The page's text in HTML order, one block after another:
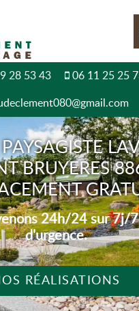
28 53 43 06 11 25 25
BRUYERES
24h/24 sur 7j/7
d'urgence.
RÉALISATIONS